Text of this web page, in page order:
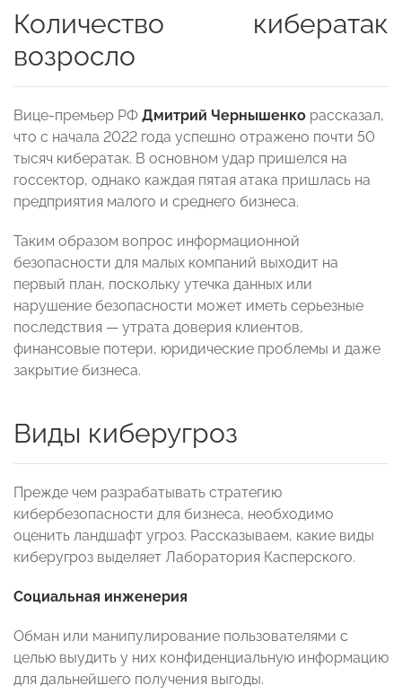
Количество кибератак
возросло
Вице-премьер РФ Дмитрий Чернышенко рассказал,
что с начала 2022 года успешно отражено почти 50
тысяч кибератак. В основном удар пришелся на
госсектор, однако каждая пятая атака пришлась на
предприятия малого и среднего бизнеса.
Таким образом вопрос информационной
безопасности для малых компаний выходит на
первый план, поскольку утечка данных или
нарушение безопасности может иметь серьезные
последствия — утрата доверия клиентов,
финансовые потери, юридические проблемы и даже
закрытие бизнеса.
Виды киберугроз
Прежде чем разрабатывать стратегию
кибербезопасности для бизнеса, необходимо
оценить ландшафт угроз. Рассказываем, какие виды
киберугроз выделяет Лаборатория Касперского.
Социальная инженерия
Обман или манипулирование пользователями с
целью выудить у них конфиденциальную информацию
для дальнейшего получения выгоды.